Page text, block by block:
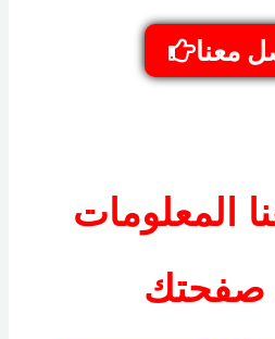
معنا
المعلومات
صفحتك​